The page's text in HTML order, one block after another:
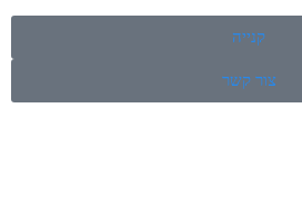
קנייה
צור קשר